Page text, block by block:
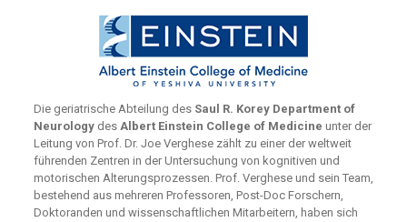
Die geriatrische Abteilung des Saul R. Korey Department of
Neurologydes Albert Einstein College of Medicine unter der
Leitung von Prof. Dr. Joe Verghese zählt zu einer der weltweit
führenden Zentren in der Untersuchung von kognitiven und
motorischen Alterungsprozessen. Prof. Verghese und sein Team,
bestehend aus mehreren Professoren, Post-Doc Forschern,
Doktoranden und wissenschaftlichen Mitarbeitern, haben sich